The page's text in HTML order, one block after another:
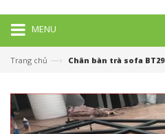
MENU
Trang chủ —› Chân bàn trà sofa BT29